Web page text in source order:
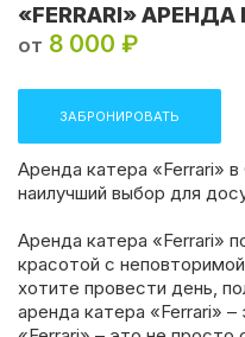
«FERRARI»
от 8 000 ₽
ЗАБРОНИРОВАТЬ
Аренда катера «Ferrari»
наилучший выбор для
Аренда катера «Ferrari»
красотой с
хотите провести день,
аренда катера «Ferrari»